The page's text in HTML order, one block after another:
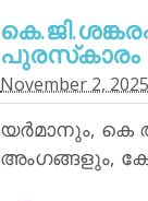
പുരസ്‌കാരം
November 2, 2025
യര്‍മാനും, കെ
അംഗങ്ങളും,